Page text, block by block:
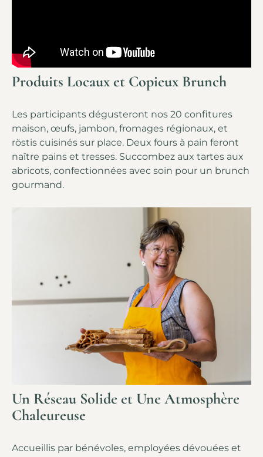
Produits Locaux et Copieux Brunch
Les participants dégusteront nos 20 confitures
maison, œufs, jambon, fromages régionaux, et
röstis cuisinés sur place. Deux fours à pain feront
naître pains et tresses. Succombez aux tartes aux
abricots, confectionnées avec soin pour un brunch
gourmand.
Un Réseau Solide et Une Atmosphère
Chaleureuse
Accueillis par bénévoles, employées dévouées et